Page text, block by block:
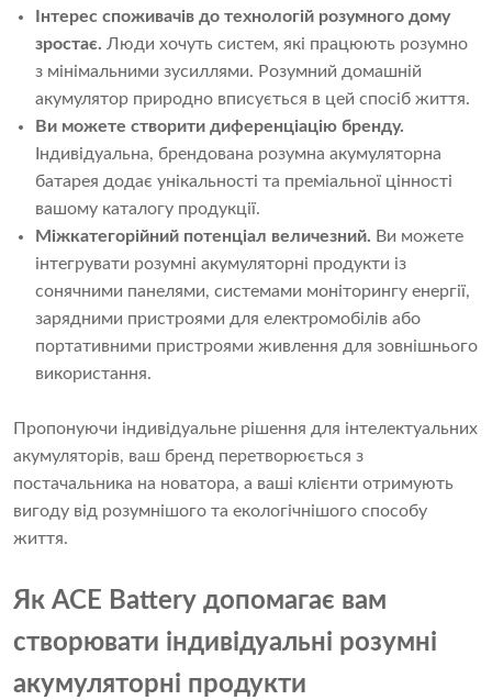
Інтерес споживачів до технологій розумного дому
зростає. Люди хочуть систем, які працюють розумно
з мінімальними зусиллями. Розумний домашній
акумулятор природно вписується в цей спосіб життя.
Ви можете створити диференціацію бренду.
Індивідуальна, брендована розумна акумуляторна
батарея додає унікальності та преміальної цінності
вашому каталогу продукції.
Міжкатегорійний потенціал величезний. Ви можете
інтегрувати розумні акумуляторні продукти із
сонячними панелями, системами моніторингу енергії,
зарядними пристроями для електромобілів або
портативними пристроями живлення для зовнішнього
використання.
Пропонуючи індивідуальне рішення для інтелектуальних
акумуляторів, ваш бренд перетворюється з
постачальника на новатора, а ваші клієнти отримують
вигоду від розумнішого та екологічнішого способу
життя.
Як ACE Battery допомагає вам
створювати індивідуальні розумні
акумуляторні продукти